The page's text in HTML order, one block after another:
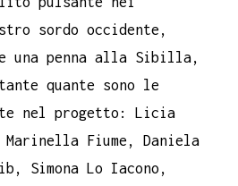
sordo occidente,
una penna alla Sibilla,
quante sono le
nel progetto: Licia
Fiume, Daniela
Simona Lo Iacono,